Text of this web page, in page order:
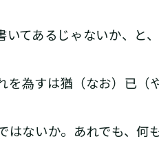
てあるじゃないか、と
を為すは猶（なお）已（
ないか。あれでも、何